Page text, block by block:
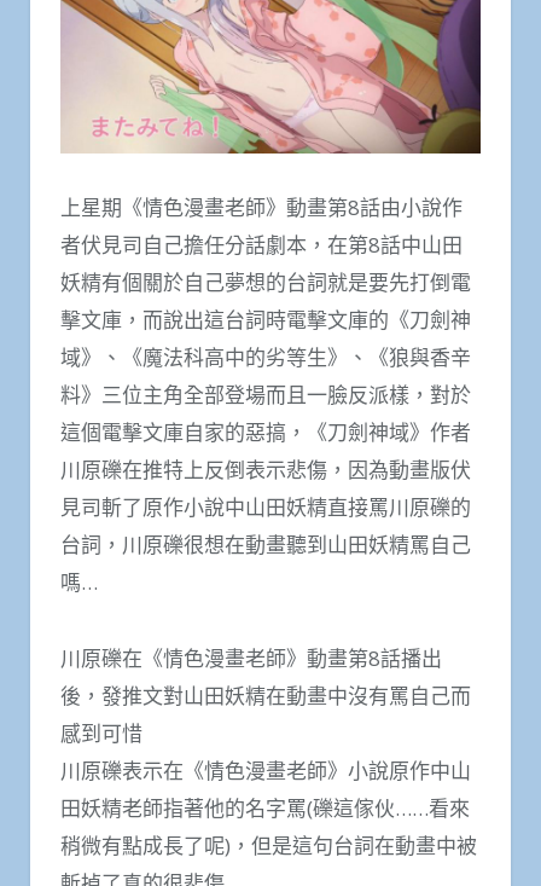
上星期《情色漫畫老師》動畫第8話由小說作
者伏見司自己擔任分話劇本，在第8話中山田
妖精有個關於自己夢想的台詞就是要先打倒電
擊文庫，而說出這台詞時電擊文庫的《刀劍神
域》、《魔法科高中的劣等生》、《狼與香辛
料》三位主角全部登場而且一臉反派樣，對於
這個電擊文庫自家的惡搞，《刀劍神域》作者
川原礫在推特上反倒表示悲傷，因為動畫版伏
見司斬了原作小說中山田妖精直接罵川原礫的
台詞，川原礫很想在動畫聽到山田妖精罵自己
嗎…
川原礫在《情色漫畫老師》動畫第8話播出
後，發推文對山田妖精在動畫中沒有罵自己而
感到可惜
川原礫表示在《情色漫畫老師》小說原作中山
田妖精老師指著他的名字罵(礫這傢伙……看來
稍微有點成長了呢)，但是這句台詞在動畫中被